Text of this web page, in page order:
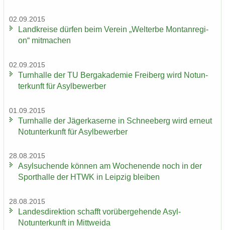
02.09.2015
Land­krei­se dür­fen beim Ver­ein „Welt­erbe Mon­tan­re­gi­
on“ mit­ma­chen
02.09.2015
Turn­hal­le der TU Berg­aka­de­mie Frei­berg wird Not­un­
ter­kunft für Asyl­be­wer­ber
01.09.2015
Turn­hal­le der Jä­ger­ka­ser­ne in Schnee­berg wird er­neut
Not­un­ter­kunft für Asyl­be­wer­ber
28.08.2015
Asyl­su­chen­de kön­nen am Wo­chen­en­de noch in der
Sport­hal­le der HTWK in Leip­zig blei­ben
28.08.2015
Lan­des­di­rek­ti­on schafft vor­über­ge­hen­de Asyl-​
Notunterkunft in Mitt­wei­da